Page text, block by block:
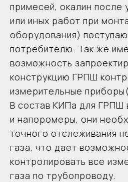
Основное
-Регуляторы давления
-Запорная арматура -
-Паспорт на изделие
-Руководство по
-Сертификаты,
на комплектующие 1
примесей, окалин после
или иных работ при
оборудования)
потребителю. Так же
возможность
конструкцию ГРПШ
измерительные
В состав КИПа для ГРПШ
и напоромеры, они
точного отслеживания
газа, что дает
контролировать все
газа по трубопроводу.